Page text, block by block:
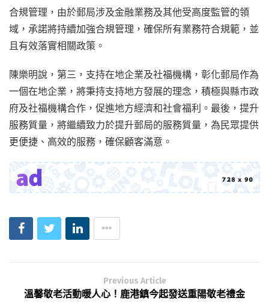
合規管理，由於郵局涉及金融業務及其他受高度監管的領
域，承諾將持續加強合規管理，確保所有業務符合規範，並
且有效落實相關政策。
陳樂明說，第三，支持在地企業及社福機構，彰化郵局作為
一個在地企業，將秉持支持地方發展的理念，積極與縣市政
府及社福機構合作，促進地方經濟和社會福利。最後，提升
服務質量，將繼續致力於提升郵局的服務質量，為民眾提供
更便捷、高效的服務，確保顧客滿意。
Previous Article
溫馨敬老活動暖人心！鹿港鎮今起發送重陽敬老禮金